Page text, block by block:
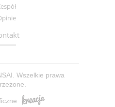
Wszelkie prawa